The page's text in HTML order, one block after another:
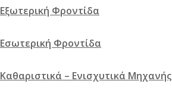
Εξωτερική Φροντίδα
Εσωτερική Φροντίδα
Καθαριστικά – Ενισχυτικά Μηχανής
Content
Additional information